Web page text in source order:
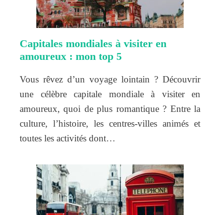
Capitales mondiales à visiter en
amoureux : mon top 5
Vous rêvez d’un voyage lointain ? Découvrir
une célèbre capitale mondiale à visiter en
amoureux, quoi de plus romantique ? Entre la
culture, l’histoire, les centres-villes animés et
toutes les activités dont…